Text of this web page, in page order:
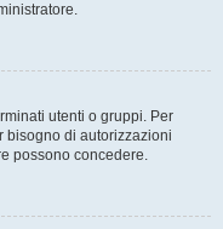
utenti o gruppi. Per
bisogno di autorizzazioni
possono concedere.